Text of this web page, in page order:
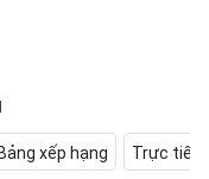
Bảng xếp hạng Trực tiếp